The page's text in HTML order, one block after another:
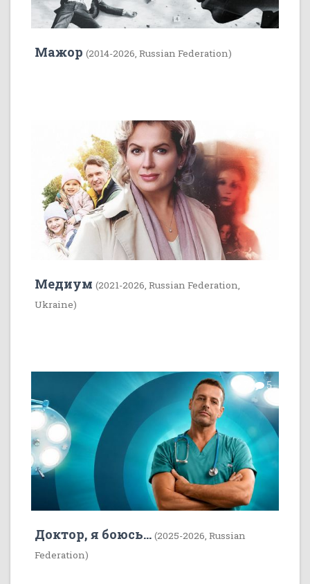
Мажор (2014-2026, Russian Federation)
Медиум (2021-2026, Russian Federation,
Ukraine)
7 5
Доктор, я боюсь... (2025-2026, Russian
Federation)